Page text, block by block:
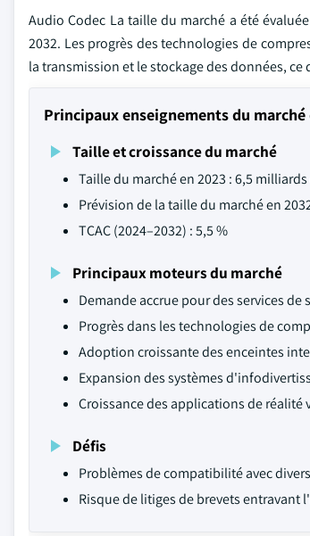
Audio Codec La taille du marché a été
2032. Les progrès des technologies de
la transmission et le stockage des données,
Principaux enseignements du marché
Taille et croissance du marché
Taille du marché en 2023 : 6,5
Prévision de la taille du marché en
TCAC (2024–2032) : 5,5 %
Principaux moteurs du marché
Demande accrue pour des services
Progrès dans les technologies de
Adoption croissante des enceintes
Expansion des systèmes
Croissance des applications de réalité
Défis
Problèmes de compatibilité avec
Risque de litiges de brevets